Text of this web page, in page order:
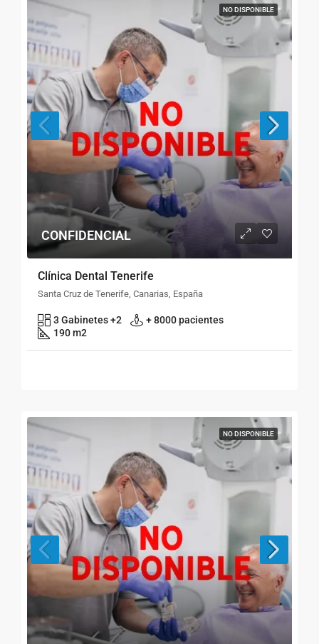
NO DISPONIBLE
CONFIDENCIAL
Clínica Dental Tenerife
Santa Cruz de Tenerife, Canarias, España
3 Gabinetes +2
+ 8000 pacientes
190 m2
NO DISPONIBLE